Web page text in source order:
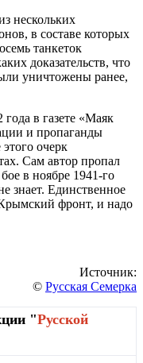
нескольких
в составе которых
танкеток
доказательств, что
уничтожены ранее,
в газете «Маяк
и пропаганды
очерк
Сам автор пропал
в ноябре 1941-го
знает. Единственное
фронт, и надо
Источник:
© Русская Семерка
"Русской